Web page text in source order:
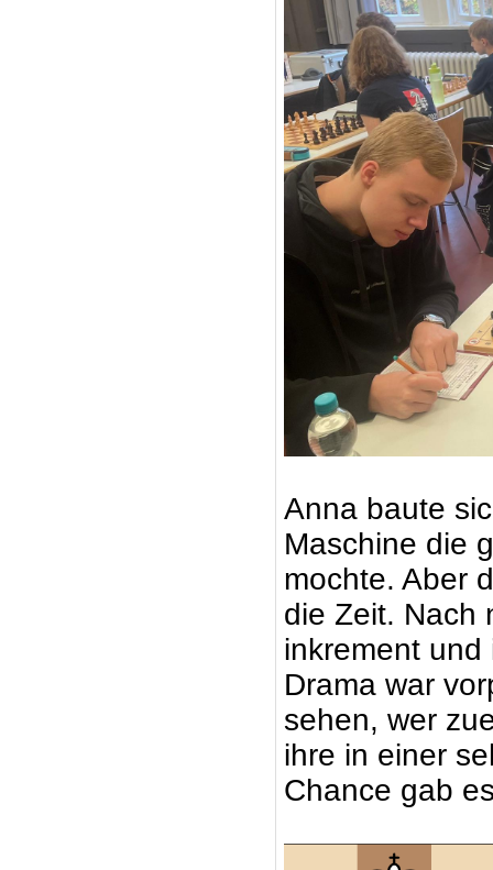
Anna baute
Maschine die
mochte. Aber
die Zeit. Nach
inkrement
Drama war
sehen, wer
ihre in einer
Chance gab